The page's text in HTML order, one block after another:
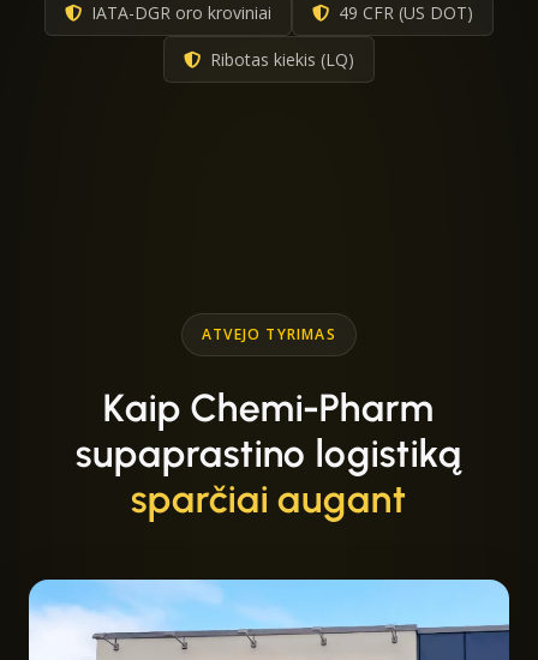
IATA-DGR oro kroviniai 49 CFR (US DOT)
Ribotas kiekis (LQ)
ATVEJO TYRIMAS
Kaip Chemi-Pharm
supaprastino logistiką
sparčiai augant